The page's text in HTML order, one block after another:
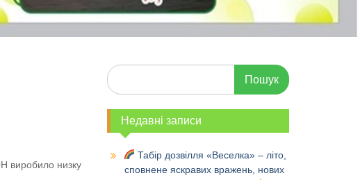
виробило низку
Шукати:
Недавні записи
Табір дозвілля «Веселка» – літо,
сповнене яскравих вражень, нових